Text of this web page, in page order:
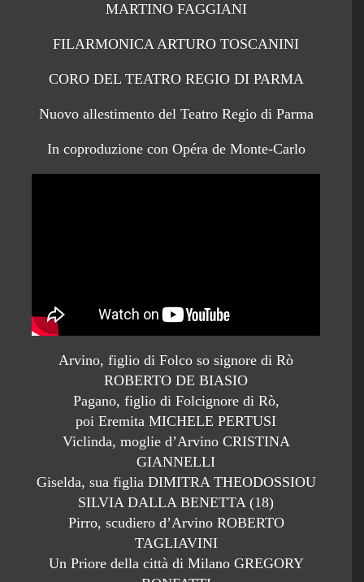
MARTINO FAGGIANI
FILARMONICA ARTURO TOSCANINI
CORO DEL TEATRO REGIO DI PARMA
Nuovo allestimento del Teatro Regio di Parma
In coproduzione con Opéra de Monte-Carlo
Arvino, figlio di Folco so signore di Rò
ROBERTO DE BIASIO
Pagano, figlio di Folcignore di Rò,
poi Eremita MICHELE PERTUSI
Viclinda, moglie d’Arvino CRISTINA
GIANNELLI
Giselda, sua figlia DIMITRA THEODOSSIOU
SILVIA DALLA BENETTA (18)
Pirro, scudiero d’Arvino ROBERTO
TAGLIAVINI
Un Priore della città di Milano GREGORY